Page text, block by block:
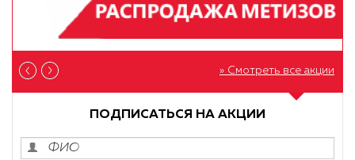
» Смотреть все акции
ПОДПИСАТЬСЯ НА АКЦИИ